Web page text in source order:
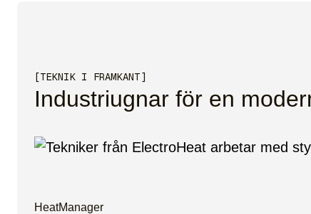
[TEKNIK I FRAMKANT]
Industriugnar för en
HeatManager